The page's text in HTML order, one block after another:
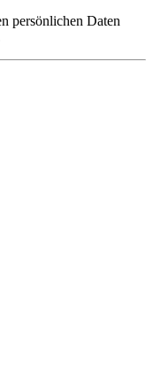
persönlichen Daten